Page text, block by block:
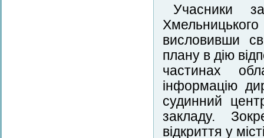
Учасники
висловивши
плану в дію
частинах
інформацію
судинний
закладу.
відкриття у